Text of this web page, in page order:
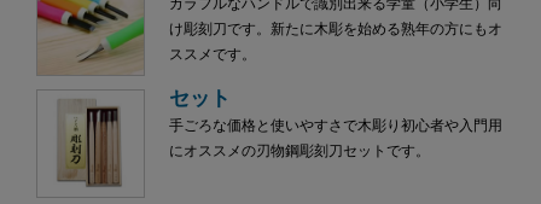
カラフルなハンドルで識別出来る学童（小学生）向
け彫刻刀です。新たに木彫を始める熟年の方にもオ
ススメです。
セット
手ごろな価格と使いやすさで木彫り初心者や入門用
にオススメの刃物鋼彫刻刀セットです。